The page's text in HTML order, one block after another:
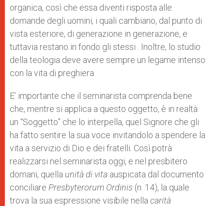
organica, così che essa diventi risposta alle
domande degli uomini, i quali cambiano, dal punto di
vista esteriore, di generazione in generazione, e
tuttavia restano in fondo gli stessi . Inoltre, lo studio
della teologia deve avere sempre un legame intenso
con la vita di preghiera.
E’ importante che il seminarista comprenda bene
che, mentre si applica a questo oggetto, è in realtà
un “Soggetto” che lo interpella, quel Signore che gli
ha fatto sentire la sua voce invitandolo a spendere la
vita a servizio di Dio e dei fratelli. Così potrà
realizzarsi nel seminarista oggi, e nel presbitero
domani, quella unità di vita auspicata dal documento
conciliare Presbyterorum Ordinis (n. 14), la quale
trova la sua espressione visibile nella carità